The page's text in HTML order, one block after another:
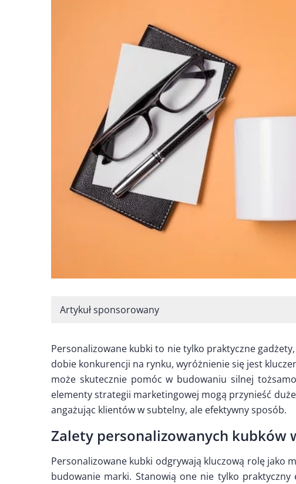
Artykuł sponsorowany
Personalizowane kubki to nie tylko praktyczne
dobie konkurencji na rynku, wyróżnienie się jest
może skutecznie pomóc w budowaniu silnej
elementy strategii marketingowej mogą przynieść
angażując klientów w subtelny, ale efektywny sposób.
Zalety personalizowanych kubków
Personalizowane kubki odgrywają kluczową rolę jako
budowanie marki. Stanowią one nie tylko